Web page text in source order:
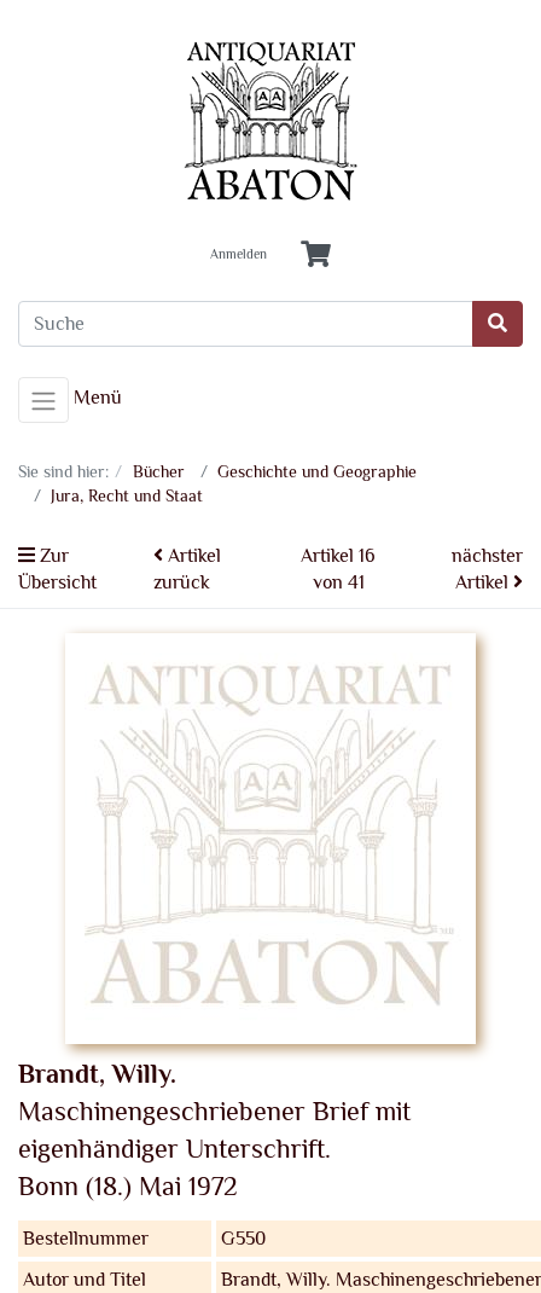
Anmelden
Menü
Sie sind hier: Bücher
Geschichte und Geographie
Jura, Recht und Staat
Zur
Übersicht
Artikel
zurück
Artikel 16
von 41
nächster
Artikel
Brandt, Willy.
Maschinengeschriebener Brief mit
eigenhändiger Unterschrift.
Bonn (18.) Mai 1972
Bestellnummer
G550
Autor und Titel
Brandt, Willy.